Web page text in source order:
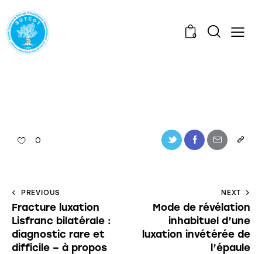
0
0
PREVIOUS
Fracture luxation
Lisfranc bilatérale :
diagnostic rare et
difficile – à propos
NEXT
Mode de révélation
inhabituel d’une
luxation invétérée de
l’épaule